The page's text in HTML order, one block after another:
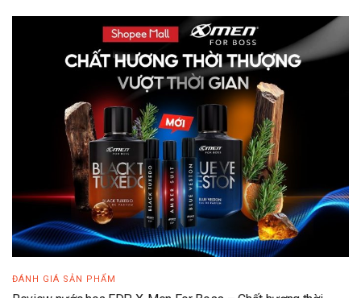
ĐÁNH GIÁ SẢN PHẨM